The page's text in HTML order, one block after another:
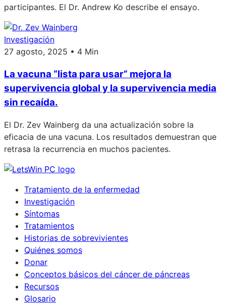
participantes. El Dr. Andrew Ko describe el ensayo.
Investigación
27 agosto, 2025 • 4 Min
La vacuna “lista para usar” mejora la
supervivencia global y la supervivencia media
sin recaída.
El Dr. Zev Wainberg da una actualización sobre la
eficacia de una vacuna. Los resultados demuestran que
retrasa la recurrencia en muchos pacientes.
Tratamiento de la enfermedad
Investigación
Síntomas
Tratamientos
Historias de sobrevivientes
Quiénes somos
Donar
Conceptos básicos del cáncer de páncreas
Recursos
Glosario